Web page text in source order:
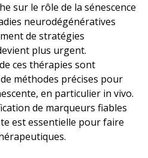
sur le rôle de la sénescence
neurodégénératives
de stratégies
plus urgent.
ces thérapies sont
méthodes précises pour
en particulier in vivo.
de marqueurs fiables
est essentielle pour faire